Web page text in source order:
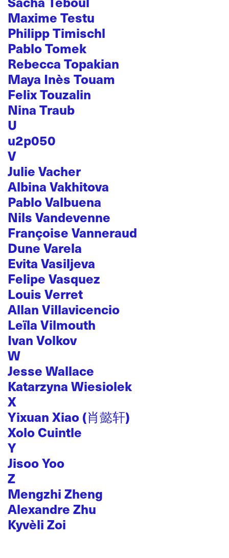
Maxime Testu
Philipp Timischl
Pablo Tomek
Rebecca Topakian
Maya Inès Touam
Felix Touzalin
Nina Traub
U
u2p050
V
Julie Vacher
Albina Vakhitova
Pablo Valbuena
Nils Vandevenne
Françoise Vanneraud
Dune Varela
Evita Vasiljeva
Felipe Vasquez
Louis Verret
Allan Villavicencio
Leïla Vilmouth
Ivan Volkov
W
Jesse Wallace
Katarzyna Wiesiolek
X
Yixuan Xiao (肖懿轩)
Xolo Cuintle
Y
Jisoo Yoo
Z
Mengzhi Zheng
Alexandre Zhu
Kyvèli Zoi